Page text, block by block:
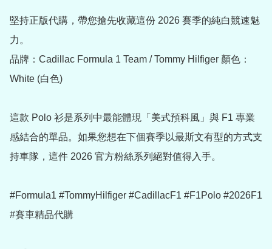
堅持正版代購，帶您搶先收藏這份 2026 賽季的純白競速魅
力。
品牌：Cadillac Formula 1 Team / Tommy Hilfiger 顏色：
White (白色)
這款 Polo 衫是系列中最能體現「美式預科風」與 F1 專業
感結合的單品。如果您想在下個賽季以最斯文有型的方式支
持車隊，這件 2026 官方粉絲系列絕對值得入手。
#Formula1 #TommyHilfiger #CadillacF1 #F1Polo #2026F1
#賽車精品代購